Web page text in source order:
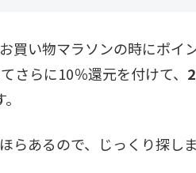
買い物マラソンの時にポイ
さらに10％還元を付けて、
あるので、じっくり探しま